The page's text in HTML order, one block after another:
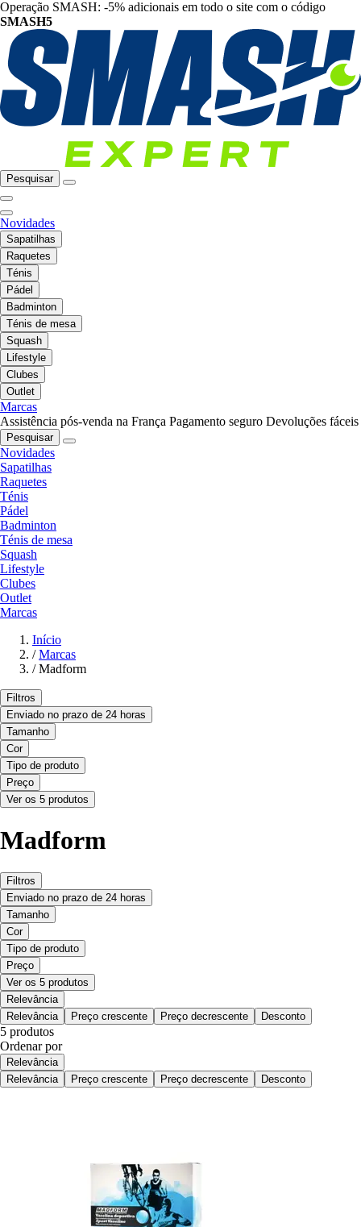
Operação SMASH: -5% adicionais em todo o site com o código
SMASH5
Pesquisar
Novidades
Sapatilhas
Raquetes
Ténis
Pádel
Badminton
Ténis de mesa
Squash
Lifestyle
Clubes
Outlet
Marcas
Assistência pós-venda na França Pagamento seguro Devoluções fáceis
Pesquisar
Novidades
Sapatilhas
Raquetes
Ténis
Pádel
Badminton
Ténis de mesa
Squash
Lifestyle
Clubes
Outlet
Marcas
Início
/ Marcas
/ Madform
Filtros
Enviado no prazo de 24 horas
Tamanho
Cor
Tipo de produto
Preço
Ver os 5 produtos
Madform
Filtros
Enviado no prazo de 24 horas
Tamanho
Cor
Tipo de produto
Preço
Ver os 5 produtos
Relevância
Relevância
Preço crescente Preço decrescente Desconto
5 produtos
Ordenar por
Relevância
Relevância
Preço crescente Preço decrescente Desconto